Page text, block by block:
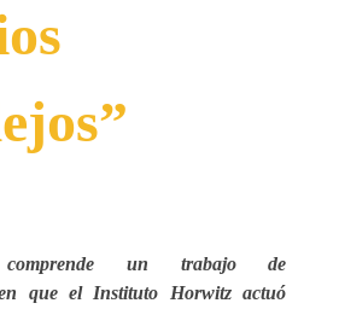
un trabajo de
que el Instituto Horwitz actuó